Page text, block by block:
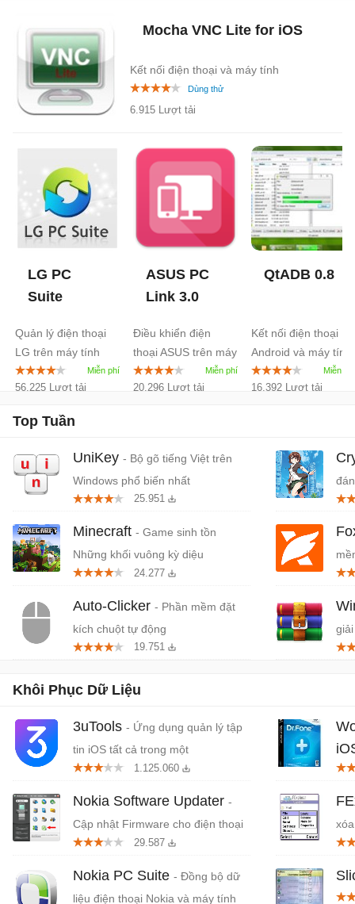
Mocha VNC Lite for iOS
Kết nối điện thoại và máy tính
6.915 Lượt tải
LG PC
Suite
Quản lý điện thoại
LG trên máy tính
56.225 Lượt tải
ASUS PC
Link 3.0
Điều khiển điện
thoại ASUS trên máy
tính
20.296 Lượt tải
QtADB 0.8
Kết nối điện thoại
Android và máy tính
16.392 Lượt tải
Top Tuần
UniKey - Bộ gõ tiếng Việt trên
Windows phổ biến nhất
25.951
Minecraft - Game sinh tồn
Những khối vuông kỳ diệu
24.277
Auto-Clicker - Phần mềm đặt
kích chuột tự động
19.751
Khôi Phục Dữ Liệu
3uTools - Ứng dụng quản lý tập
tin iOS tất cả trong một
1.125.060
Nokia Software Updater -
Cập nhật Firmware cho điện thoại
Nokia
29.587
Nokia PC Suite - Đồng bộ dữ
liệu điện thoại Nokia và máy tính